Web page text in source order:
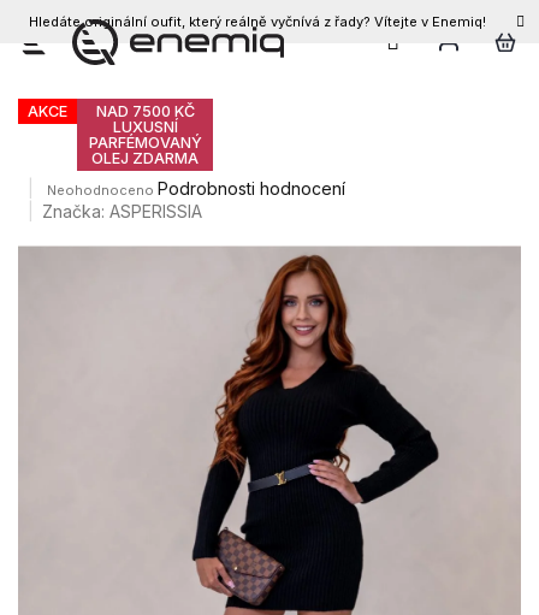
Přejít
Hledáte originální oufit, který reálně vyčnívá z řady? Vítejte v Enemiq!
CZK
Dámské šaty KAREN
AKCE
NAD 7500 KČ
LUXUSNÍ
PARFÉMOVANÝ
OLEJ ZDARMA
Průměrné
hodnocení
Neohodnoceno Podrobnosti hodnocení
Značka:ASPERISSIA